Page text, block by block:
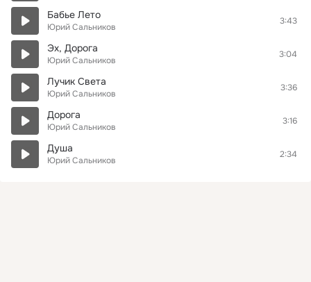
Бабье Лето
Юрий Сальников
3:43
Эх, Дорога
Юрий Сальников
3:04
Лучик Света
Юрий Сальников
3:36
Дорога
Юрий Сальников
3:16
Душа
Юрий Сальников
2:34